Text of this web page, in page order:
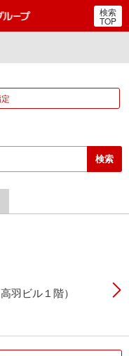
郵便局・日本郵政グルー
検索
TOP
羽ビル１階）